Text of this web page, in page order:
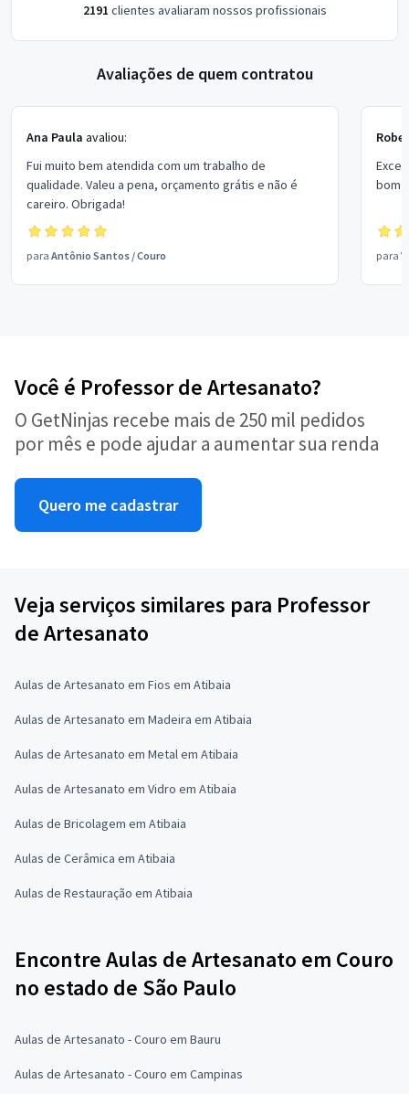
2191 clientes avaliaram nossos profissionais
Avaliações de quem contratou
Ana Paula avaliou:
Fui muito bem atendida com um trabalho de
qualidade. Valeu a pena, orçamento grátis e não é
careiro. Obrigada!
para Antônio Santos /Couro
bom
para
Você é Professor de Artesanato?
O GetNinjas recebe mais de 250 mil pedidos
por mês e pode ajudar a aumentar sua renda
Quero me cadastrar
Veja serviços similares para Professor
de Artesanato
Aulas de Artesanato em Fios em Atibaia
Aulas de Artesanato em Madeira em Atibaia
Aulas de Artesanato em Metal em Atibaia
Aulas de Artesanato em Vidro em Atibaia
Aulas de Bricolagem em Atibaia
Aulas de Cerâmica em Atibaia
Aulas de Restauração em Atibaia
Encontre Aulas de Artesanato em Couro
no estado de São Paulo
Aulas de Artesanato - Couro em Bauru
Aulas de Artesanato - Couro em Campinas